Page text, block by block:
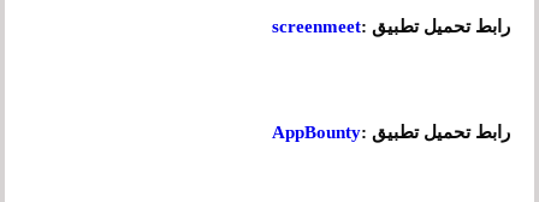
رابط تحميل تطبيق :screenmeet
رابط تحميل تطبيق :AppBounty